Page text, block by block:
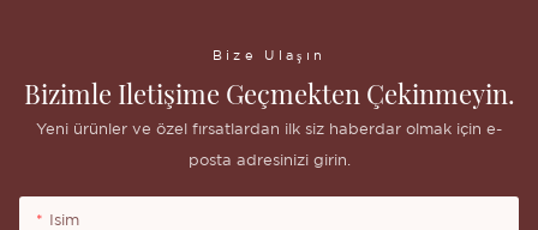
Bize Ulaşın
Bizimle Iletişime Geçmekten Çekinmeyin.
Yeni ürünler ve özel fırsatlardan ilk siz haberdar olmak için e-
posta adresinizi girin.
Isim